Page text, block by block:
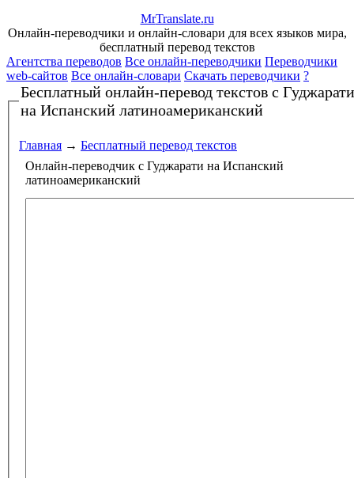
MrTranslate.ru
Онлайн-переводчики и онлайн-словари для всех языков мира,
бесплатный перевод текстов
Агентства переводов Все онлайн-переводчики Переводчики
web-сайтов Все онлайн-словари Скачать переводчики ?
Бесплатный онлайн-перевод текстов с Гуджарати
на Испанский латиноамериканский
Главная → Бесплатный перевод текстов
Онлайн-переводчик с Гуджарати на Испанский
латиноамериканский